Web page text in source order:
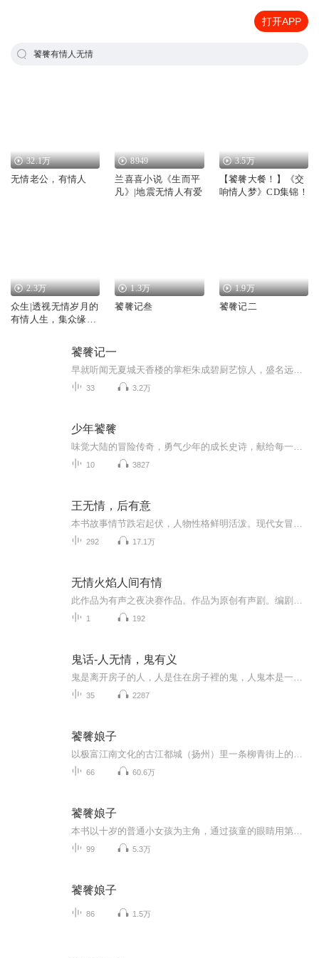
打开APP
饕餮有情人无情
32.1万
无情老公，有情人
8949
兰喜喜小说《生而平
凡》|地震无情人有爱
3.5万
【饕餮大餐！】《交
响情人梦》CD集锦！
2.3万
众生|透视无情岁月的
有情人生，集众缘所
1.3万
饕餮记叁
1.9万
饕餮记二
饕餮记一
33 3.2万
少年饕餮
10 3827
王无情，后有意
292 17.1万
无情火焰人间有情
1 192
鬼话-人无情，鬼有义
35 2287
饕餮娘子
66 60.6万
饕餮娘子
99 5.3万
饕餮娘子
86 1.5万